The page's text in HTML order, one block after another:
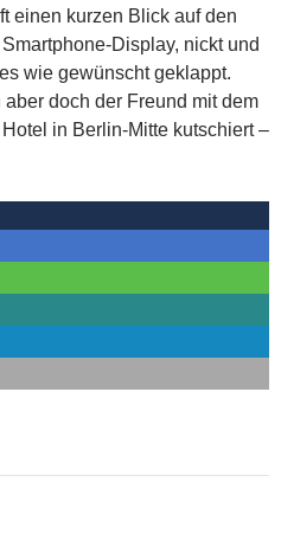
einen kurzen Blick auf den
Display, nickt und
wie gewünscht geklappt.
doch der Freund mit dem
in Berlin-Mitte kutschiert –